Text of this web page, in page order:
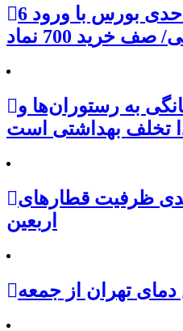
رشد 130 هزار واحدی بورس با ورود 6
خرید 700 نماد
به رستوران‌ها و
تخلف بهداشتی است
۵ درصدی ظرفیت قطارهای
اربعین
تهران از جمعه